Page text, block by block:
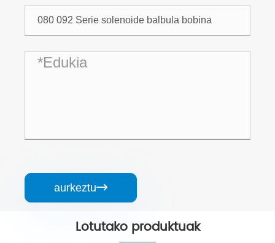
aurkeztu
Lotutako produktuak